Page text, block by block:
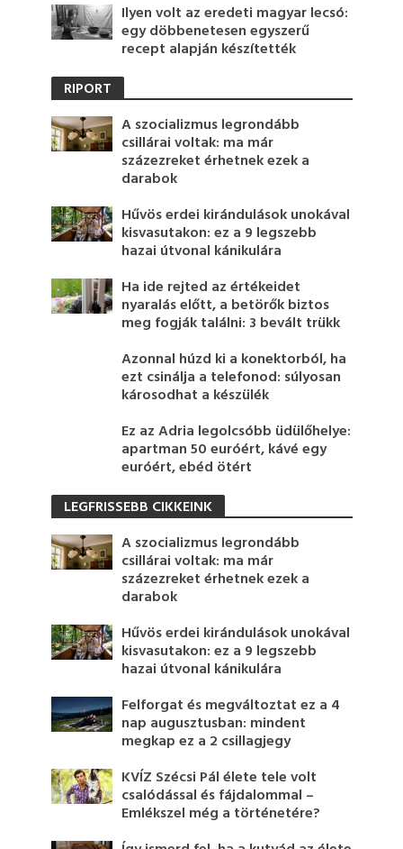
Ilyen volt az eredeti magyar lecsó:
egy döbbenetesen egyszerű
recept alapján készítették
RIPORT
A szocializmus legrondább
csillárai voltak: ma már
százezreket érhetnek ezek a
darabok
Hűvös erdei kirándulások unokával
kisvasutakon: ez a 9 legszebb
hazai útvonal kánikulára
Ha ide rejted az értékeidet
nyaralás előtt, a betörők biztos
meg fogják találni: 3 bevált trükk
Azonnal húzd ki a konektorból, ha
ezt csinálja a telefonod: súlyosan
károsodhat a készülék
Ez az Adria legolcsóbb üdülőhelye:
apartman 50 euróért, kávé egy
euróért, ebéd ötért
LEGFRISSEBB CIKKEINK
A szocializmus legrondább
csillárai voltak: ma már
százezreket érhetnek ezek a
darabok
Hűvös erdei kirándulások unokával
kisvasutakon: ez a 9 legszebb
hazai útvonal kánikulára
Felforgat és megváltoztat ez a 4
nap augusztusban: mindent
megkap ez a 2 csillagjegy
KVÍZ Szécsi Pál élete tele volt
csalódással és fájdalommal –
Emlékszel még a történetére?